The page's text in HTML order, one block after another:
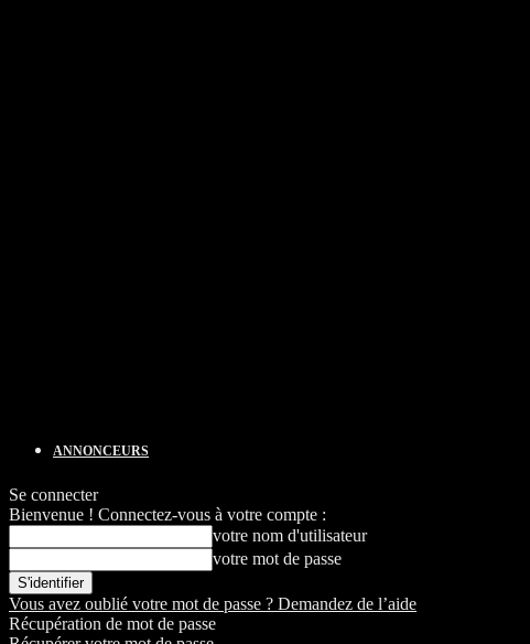
ANNONCEURS
Se connecter
Bienvenue ! Connectez-vous à votre compte :
votre nom d'utilisateur
votre mot de passe
Vous avez oublié votre mot de passe ? Demandez de l’aide
Récupération de mot de passe